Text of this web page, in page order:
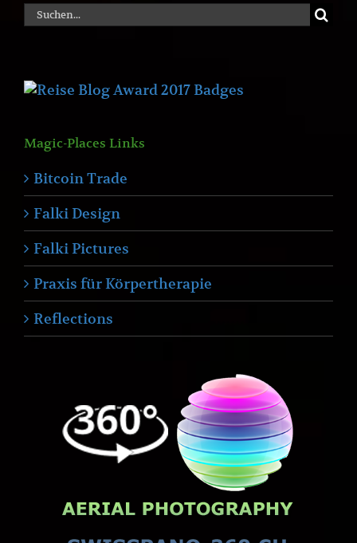
Suche
nach:
Magic-Places Links
Bitcoin Trade
Falki Design
Falki Pictures
Praxis für Körpertherapie
Reflections